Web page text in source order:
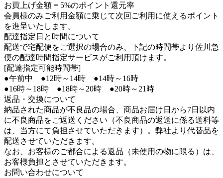
お買上げ金額 = 5%のポイント還元率
会員様のみご利用金額に乗じて次回ご利用に使えるポイント
を進呈いたします。
配達指定日と時間について
配送で宅配便をご選択の場合のみ、下記の時間帯より佐川急
便の配達時間指定サービスがご利用頂けます。
[配達指定可能時間帯]
●午前中 ●12時～14時 ●14時～16時
●16時～18時 ●18時～20時 ●20時～21時
返品・交換について
納品された商品が不良品の場合、商品お届け日から7日以内
に不良商品をご返送ください（不良商品の返送に係る送料等
は、当方にて負担させていただきます）。弊社より代替品を
配送させていただきます。
なお、お客様のご都合による返品（未使用の物に限る）は、
お客様負担とさせていただきます。
お問い合わせについて